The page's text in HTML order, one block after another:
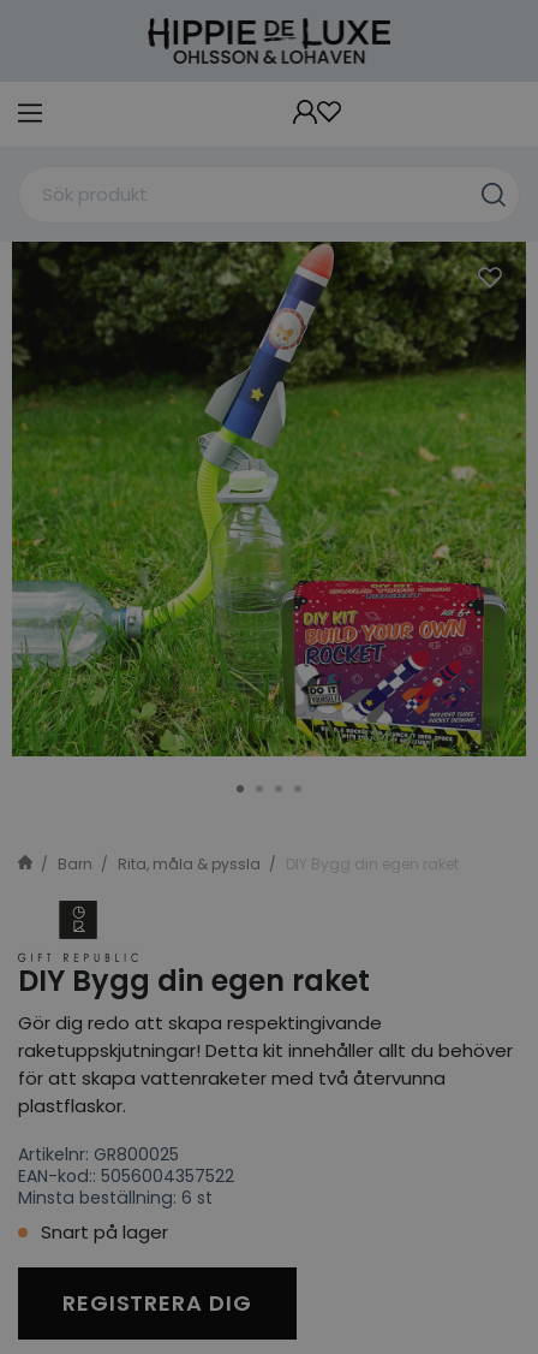
Barn Rita, måla & pyssla DIY Bygg din egen raket
DIY Bygg din egen raket
Gör dig redo att skapa respektingivande
raketuppskjutningar! Detta kit innehåller allt du behöver
för att skapa vattenraketer med två återvunna
plastflaskor.
Artikelnr: GR800025
EAN-kod:: 5056004357522
Minsta beställning: 6 st
Snart på lager
REGISTRERA DIG